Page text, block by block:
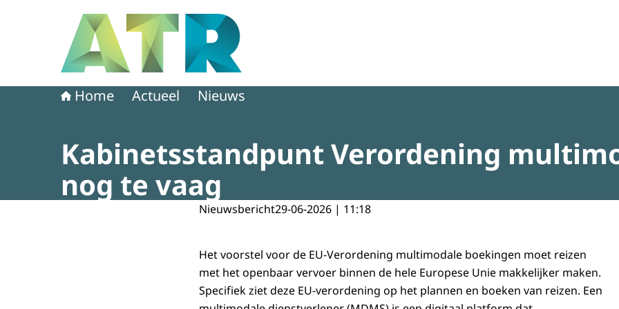
Home Actueel Nieuws
Kabinetsstandpunt Verordening
nog te vaag
Nieuwsbericht29-06-2026 | 11:18
Het voorstel voor de EU-Verordening multimodale boekingen moet reizen
met het openbaar vervoer binnen de hele Europese Unie makkelijker maken.
Specifiek ziet deze EU-verordening op het plannen en boeken van reizen. Een